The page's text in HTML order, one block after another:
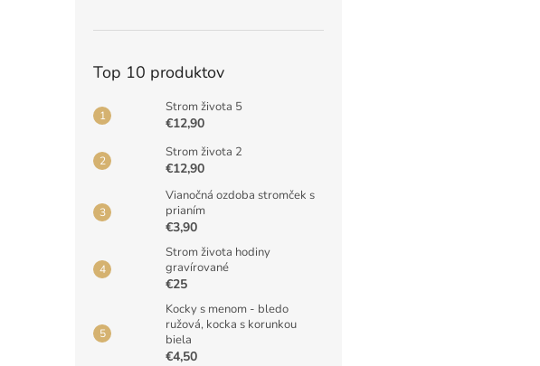
Top 10 produktov
Strom života 5
€12,90
Strom života 2
€12,90
Vianočná ozdoba stromček s
prianím
€3,90
Strom života hodiny
gravírované
€25
Kocky s menom - bledo
ružová, kocka s korunkou
biela
€4,50